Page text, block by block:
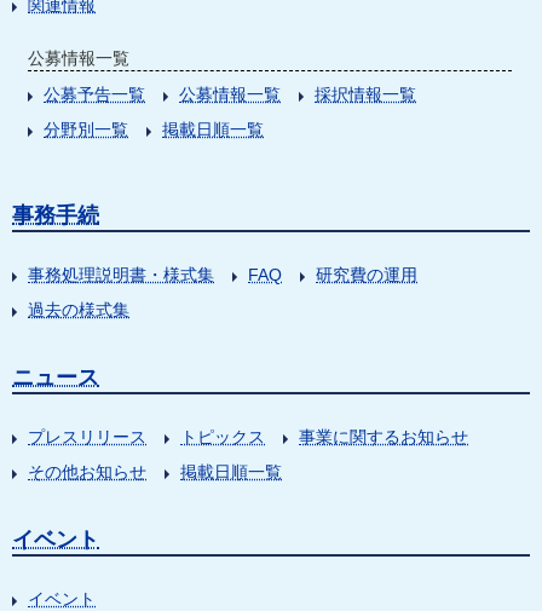
関連情報
公募情報一覧
公募予告一覧
公募情報一覧
採択情報一覧
分野別一覧
掲載日順一覧
事務手続
事務処理説明書・様式集 FAQ
研究費の運用
過去の様式集
ニュース
プレスリリース トピックス
事業に関するお知らせ
その他お知らせ
掲載日順一覧
イベント
イベント